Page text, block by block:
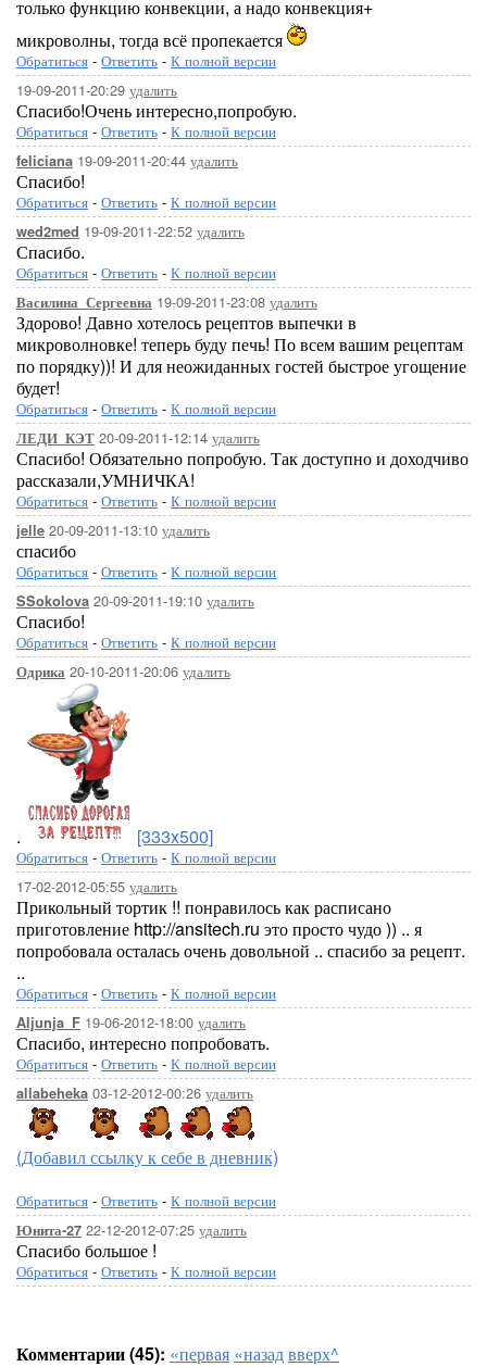
только функцию конвекции, а надо конвекция+
микроволны, тогда всё пропекается
Обратиться - Ответить - К полной версии
19-09-2011-20:29 удалить
Спасибо!Очень интересно,попробую.
Обратиться - Ответить - К полной версии
feliciana 19-09-2011-20:44 удалить
Спасибо!
Обратиться - Ответить - К полной версии
wed2med 19-09-2011-22:52 удалить
Спасибо.
Обратиться - Ответить - К полной версии
Василина_Сергеевна 19-09-2011-23:08 удалить
Здорово! Давно хотелось рецептов выпечки в
микроволновке! теперь буду печь! По всем вашим рецептам
по порядку))! И для неожиданных гостей быстрое угощение
будет!
Обратиться - Ответить - К полной версии
ЛЕДИ_КЭТ 20-09-2011-12:14 удалить
Спасибо! Обязательно попробую. Так доступно и доходчиво
рассказали,УМНИЧКА!
Обратиться - Ответить - К полной версии
jelle 20-09-2011-13:10 удалить
спасибо
Обратиться - Ответить - К полной версии
SSokolova 20-09-2011-19:10 удалить
Спасибо!
Обратиться - Ответить - К полной версии
Одрика 20-10-2011-20:06 удалить
. [333x500]
Обратиться - Ответить - К полной версии
17-02-2012-05:55 удалить
Прикольный тортик !! понравилось как расписано
приготовление http://ansitech.ru это просто чудо )) .. я
попробовала осталась очень довольной .. спасибо за рецепт.
..
Обратиться - Ответить - К полной версии
Aljunja_F 19-06-2012-18:00 удалить
Спасибо, интересно попробовать.
Обратиться - Ответить - К полной версии
allabeheka 03-12-2012-00:26 удалить
(Добавил ссылку к себе в дневник)
Обратиться - Ответить - К полной версии
Юнита-27 22-12-2012-07:25 удалить
Спасибо большое !
Обратиться - Ответить - К полной версии
Комментарии (45): «первая «назадвверх^